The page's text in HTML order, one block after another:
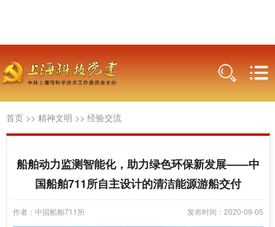
首页 >> 精神文明 >> 经验交流
船舶动力监测智能化，助力绿色环保新发展——中
国船舶711所自主设计的清洁能源游船交付
作者：中国船舶711所 发布时间：2020-09-05